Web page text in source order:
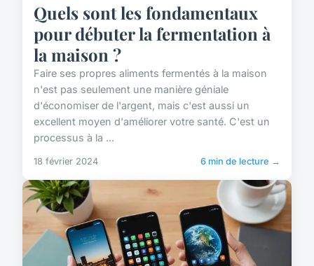
Quels sont les fondamentaux
pour débuter la fermentation à
la maison ?
Faire ses propres aliments fermentés à la maison
n'est pas seulement une manière géniale
d'économiser de l'argent, mais c'est aussi un
excellent moyen d'améliorer votre santé. C'est un
processus à la ...
18 février 2024 6 min de lecture →